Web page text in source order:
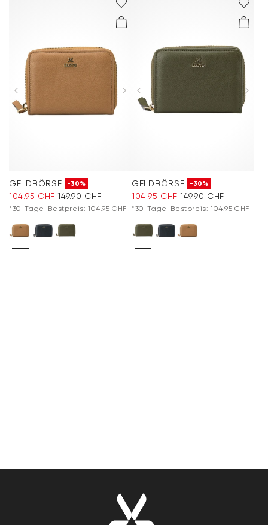
GELDBÖRSE -30%
104.95 CHF 149.90 CHF
*30-Tage-Bestpreis: 104.95 CHF
GELDBÖRSE -30%
104.95 CHF 149.90 CHF
*30-Tage-Bestpreis: 104.95 CHF